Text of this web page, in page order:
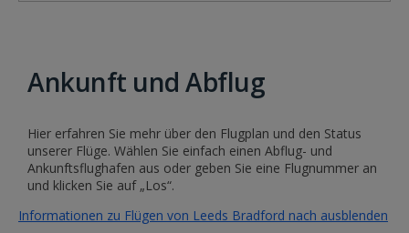
Ankunft und Abflug
Hier erfahren Sie mehr über den Flugplan und den Status
unserer Flüge. Wählen Sie einfach einen Abflug- und
Ankunftsflughafen aus oder geben Sie eine Flugnummer an
und klicken Sie auf „Los“.
Informationen zu Flügen von Leeds Bradford nach ausblenden